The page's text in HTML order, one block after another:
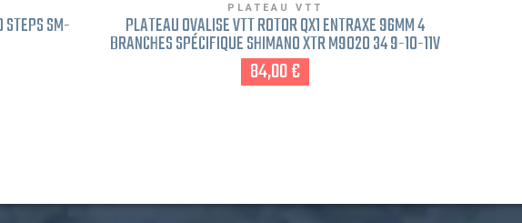
STEPS SM-
PLATEAU VTT
PLATEAU OVALISÉ VTT ROTOR QX1 ENTRAXE 96MM 4
BRANCHES SPÉCIFIQUE SHIMANO XTR M9020 34 9-10-11V
MONO PLATEAU 96MM
84,00 €